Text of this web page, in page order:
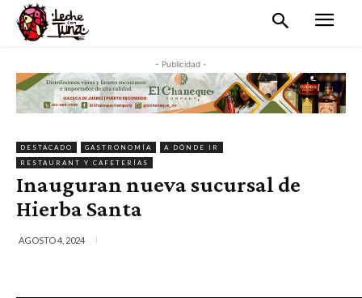
- Publicidad -
DESTACADO GASTRONOMÍA
A DÓNDE IR
RESTAURANT Y CAFETERÍAS
Inauguran nueva sucursal de
Hierba Santa
AGOSTO 4, 2024